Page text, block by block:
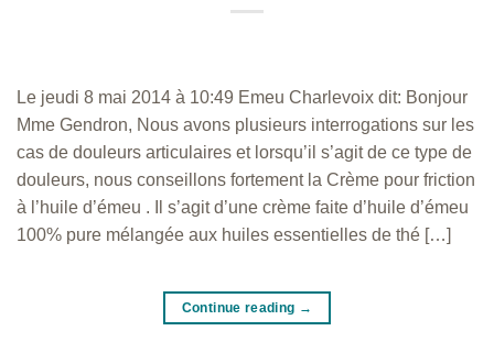
Le jeudi 8 mai 2014 à 10:49 Emeu Charlevoix dit: Bonjour
Mme Gendron, Nous avons plusieurs interrogations sur les
cas de douleurs articulaires et lorsqu’il s’agit de ce type de
douleurs, nous conseillons fortement la Crème pour friction
à l’huile d’émeu . Il s’agit d’une crème faite d’huile d’émeu
100% pure mélangée aux huiles essentielles de thé […]
Continue reading →